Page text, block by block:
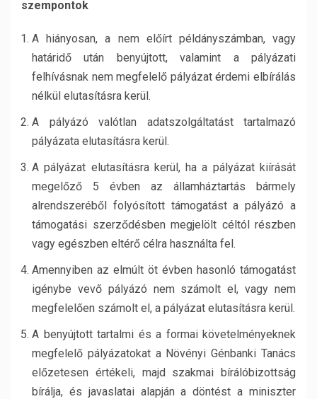
szempontok
A hiányosan, a nem előírt példányszámban, vagy
határidő után benyújtott, valamint a pályázati
felhívásnak nem megfelelő pályázat érdemi elbírálás
nélkül elutasításra kerül.
A pályázó valótlan adatszolgáltatást tartalmazó
pályázata elutasításra kerül.
A pályázat elutasításra kerül, ha a pályázat kiírását
megelőző 5 évben az államháztartás bármely
alrendszeréből folyósított támogatást a pályázó a
támogatási szerződésben megjelölt céltól részben
vagy egészben eltérő célra használta fel.
Amennyiben az elmúlt öt évben hasonló támogatást
igénybe vevő pályázó nem számolt el, vagy nem
megfelelően számolt el, a pályázat elutasításra kerül.
A benyújtott tartalmi és a formai követelményeknek
megfelelő pályázatokat a Növényi Génbanki Tanács
előzetesen értékeli, majd szakmai bírálóbizottság
bírálja, és javaslatai alapján a döntést a miniszter